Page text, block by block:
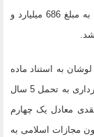
پولشویی به جزای نقدی معادل یک چهارم وجوه حاصله به مبلغ 686 میلیارد و
لوشان به استناد ماده
4 قانون تشدید مجازات مرتکبین ارتشا، اختلاس و کلاهبرداری به تحمل 5 سال
معادل یک چهارم
و 400 میلیون ریال و به استناد ماده 536 قانون مجازات اسلامی به